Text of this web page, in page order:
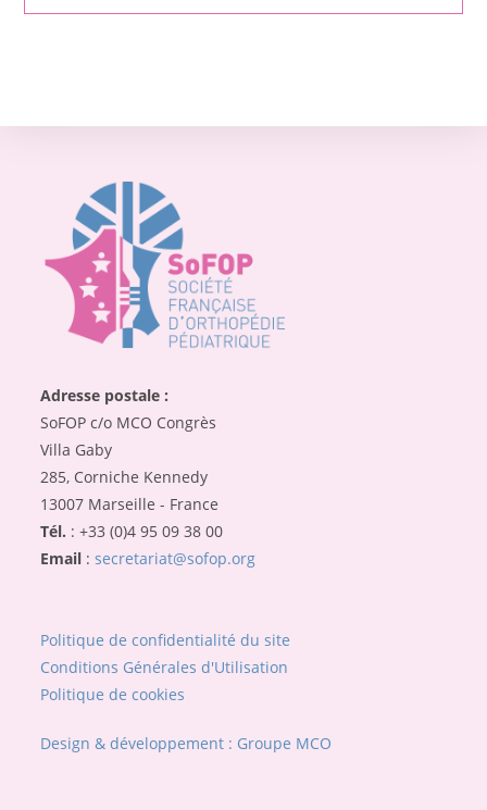
Adresse postale :
SoFOP c/o MCO Congrès
Villa Gaby
285, Corniche Kennedy
13007 Marseille - France
Tél. : +33 (0)4 95 09 38 00
Email :secretariat@sofop.org
Politique de confidentialité du site
Conditions Générales d'Utilisation
Politique de cookies
Design & développement : Groupe MCO